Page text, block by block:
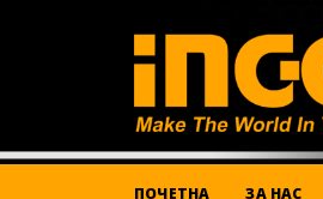
ПОЧЕТНА ЗА НАС